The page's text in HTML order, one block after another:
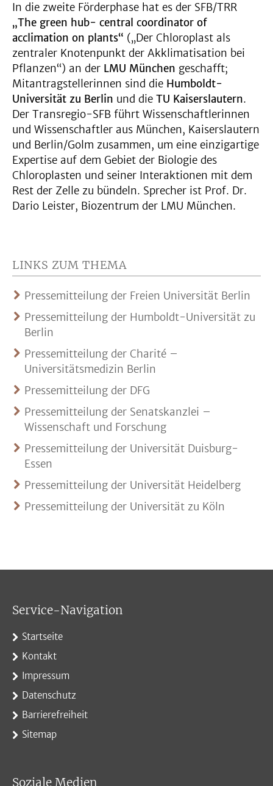
In die zweite Förderphase hat es der SFB/TRR
„The green hub- central coordinator of
acclimation on plants“ („Der Chloroplast als
zentraler Knotenpunkt der Akklimatisation bei
Pflanzen“) an der LMU München geschafft;
Mitantragstellerinnen sind die Humboldt-
Universität zu Berlin und die TU Kaiserslautern.
Der Transregio-SFB führt Wissenschaftlerinnen
und Wissenschaftler aus München, Kaiserslautern
und Berlin/Golm zusammen, um eine einzigartige
Expertise auf dem Gebiet der Biologie des
Chloroplasten und seiner Interaktionen mit dem
Rest der Zelle zu bündeln. Sprecher ist Prof. Dr.
Dario Leister, Biozentrum der LMU München.
LINKS ZUM THEMA
Pressemitteilung der Freien Universität Berlin
Pressemitteilung der Humboldt-Universität zu
Berlin
Pressemitteilung der Charité –
Universitätsmedizin Berlin
Pressemitteilung der DFG
Pressemitteilung der Senatskanzlei –
Wissenschaft und Forschung
Pressemitteilung der Universität Duisburg-
Essen
Pressemitteilung der Universität Heidelberg
Pressemitteilung der Universität zu Köln
Service-Navigation
Startseite
Kontakt
Impressum
Datenschutz
Barrierefreiheit
Sitemap
Soziale Medien